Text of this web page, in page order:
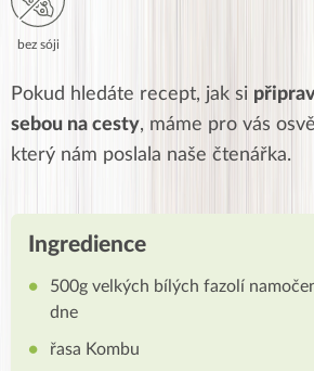
bez sóji
Pokud hledáte recept, jak si
sebou na cesty, máme pro vás
který nám poslala naše čtenářka.
Ingredience
500g velkých bílých fazolí
dne
řasa Kombu